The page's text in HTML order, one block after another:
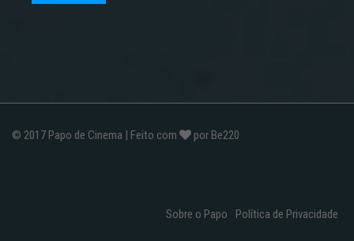
© 2017 Papo de Cinema | Feito com por Be220
Sobre o Papo Política de Privacidade